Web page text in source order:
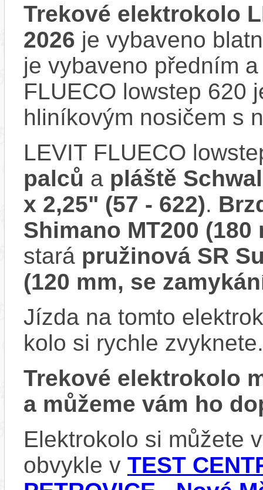
Trekové elektrokolo
2026 je vybaveno
je vybaveno předním
FLUECO lowstep 620
hliníkovým nosičem s
LEVIT FLUECO
palců a pláště
x 2,25" (57 - 622).
Shimano MT200
stará pružinová SR
(120 mm, se
Jízda na tomto
kolo si rychle zvyknete.
Trekové elektrokolo
a můžeme vám ho
Elektrokolo si můžete
obvykle v TEST